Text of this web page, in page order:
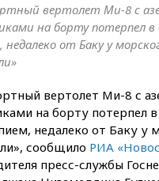
вертолет Ми-8 с
на борту потерпел в
недалеко от Баку у
вертолет Ми-8 с
на борту потерпел
недалеко от Баку у
сообщило РИА
пресс-службы